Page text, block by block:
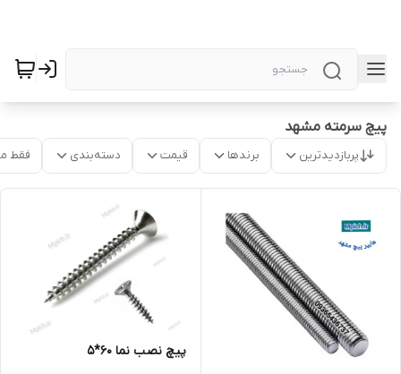
پیچ سرمته مشهد
پربازدیدترین برندها قیمت دسته‌بندی فقط
پیچ نصب نما 60*5